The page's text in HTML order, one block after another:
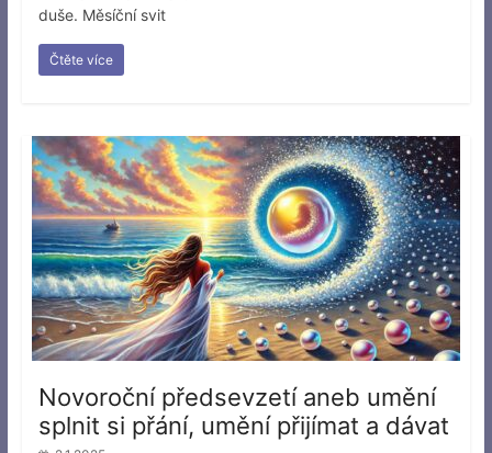
duše. Měsíční svit
Čtěte více
Novoroční předsevzetí aneb umění
splnit si přání, umění přijímat a dávat